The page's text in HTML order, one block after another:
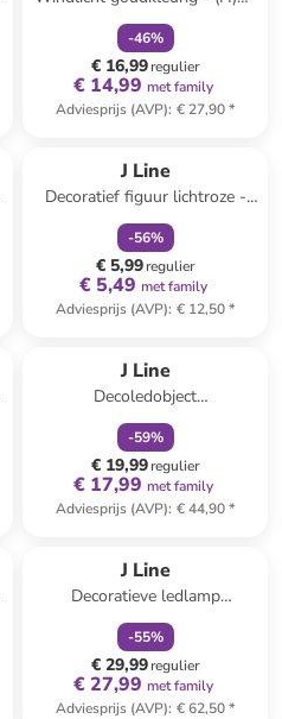
x Ø 14 cm
-46%
€ 16,99regulier
€ 14,99 met family
Adviesprijs (AVP): € 27,90*
J Line
Decoratief figuur lichtroze -
(B)11 x (H)20 x (D)11 cm
-56%
€ 5,99regulier
€ 5,49 met family
Adviesprijs (AVP): € 12,50*
J Line
Decoledobject
"Weihnachtsbaum" lichtroze -
(H)33 x Ø 11,5 cm
-59%
€ 19,99regulier
€ 17,99 met family
Adviesprijs (AVP): € 44,90*
J Line
Decoratieve ledlamp
bruin/groen - (H)27 x 14 cm
-55%
€ 29,99regulier
€ 27,99 met family
Adviesprijs (AVP): € 62,50*